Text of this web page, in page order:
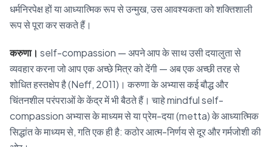
धर्मनिरपेक्ष हों या आध्यात्मिक रूप से उन्मुख, उस आवश्यकता को शक्तिशाली
रूप से पूरा कर सकते हैं।
करुणा। self-compassion — अपने आप के साथ उसी दयालुता से
व्यवहार करना जो आप एक अच्छे मित्र को देंगी — अब एक अच्छी तरह से
शोधित हस्तक्षेप है (Neff, 2011)। करुणा के अभ्यास कई बौद्ध और
चिंतनशील परंपराओं के केंद्र में भी बैठते हैं। चाहे mindful self-
compassion अभ्यास के माध्यम से या प्रेम-दया (metta) के आध्यात्मिक
सिद्धांत के माध्यम से, गति एक ही है: कठोर आत्म-निर्णय से दूर और गर्मजोशी की